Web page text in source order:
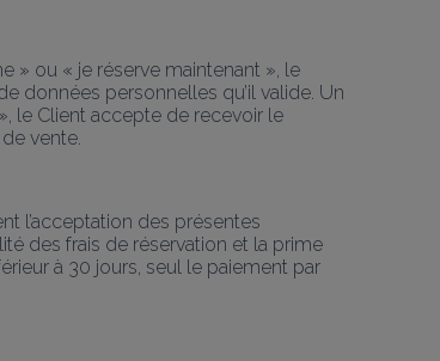
» ou « je réserve maintenant », le
données personnelles qu’il valide. Un
le Client accepte de recevoir le
vente.
l’acceptation des présentes
des frais de réservation et la prime
à 30 jours, seul le paiement par